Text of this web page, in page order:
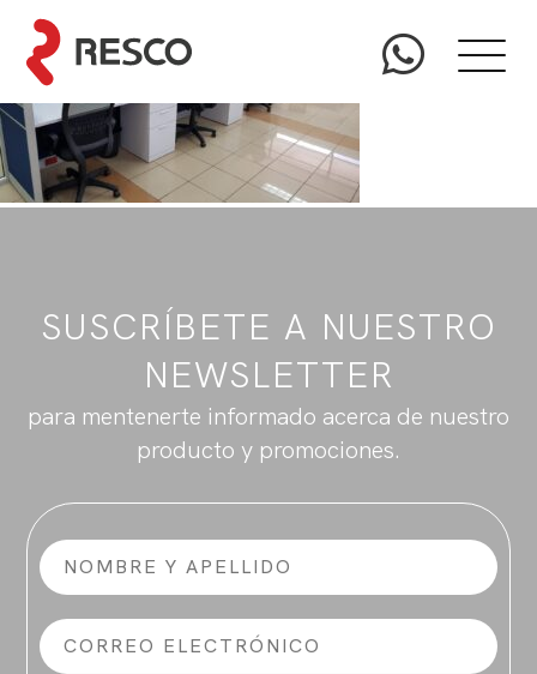
SUSCRÍBETE A NUESTRO
NEWSLETTER
para mentenerte informado acerca de nuestro
producto y promociones.